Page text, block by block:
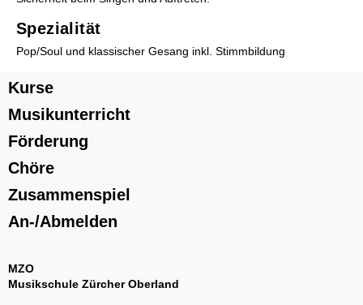
Sinfonietta Züri-Ost
Jugendmusik Wald
Jugendmusik Wetzikon
Bandworkshops
Perkussionsgruppe
l'estate giocosa
Gitarrenensemble
Spezialität
Pop/Soul und klassischer Gesang inkl. Stimmbildung
Kurse
Musikunterricht
Förderung
Chöre
Zusammenspiel
An-/Abmelden
MZO
Musikschule Zürcher Oberland